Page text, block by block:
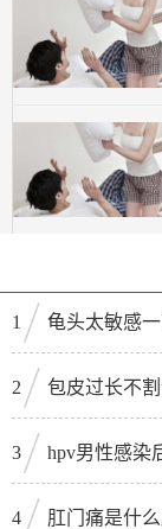
1 龟头太敏感
2 包皮过长不
3 hpv男性感染
4 肛门痛是什